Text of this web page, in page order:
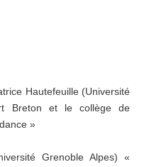
Hautefeuille (Université
Breton et le collège de
»
Grenoble Alpes) «